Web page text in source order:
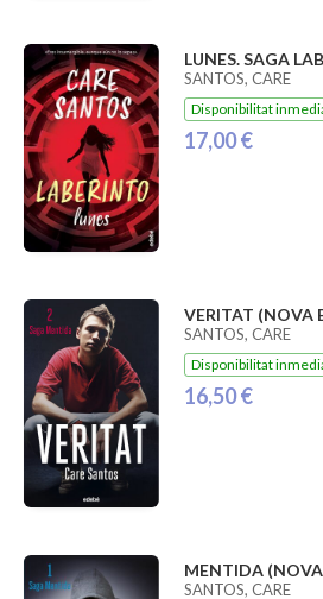
LUNES. SAGA
SANTOS, CARE
Disponibilitat
17,00 €
VERITAT (NOVA
SANTOS, CARE
Disponibilitat
16,50 €
MENTIDA
SANTOS, CARE